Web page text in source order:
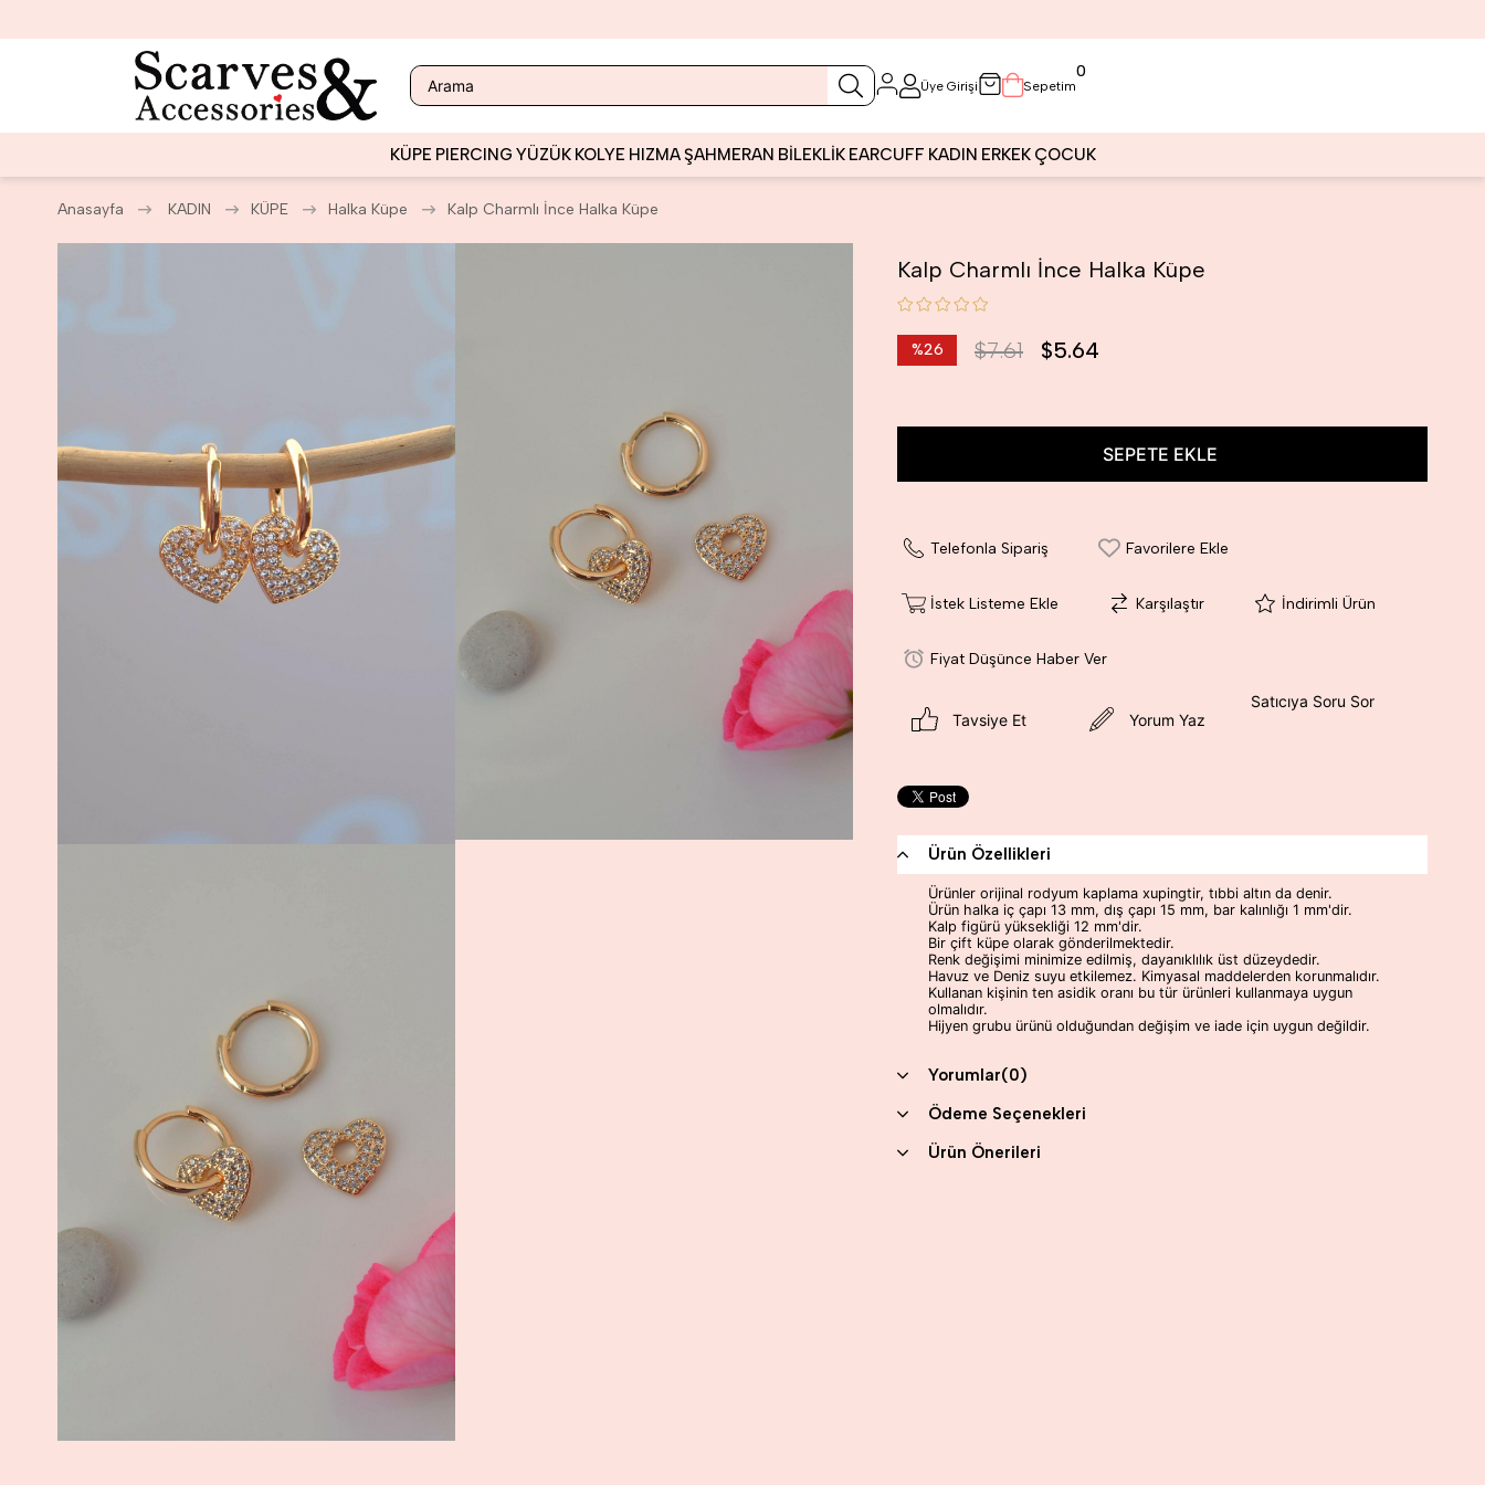
Üye Girişi Sepetim
0
KÜPE PIERCING YÜZÜK KOLYE HIZMAŞAHMERAN BİLEKLİK EARCUFF KADIN ERKEK ÇOCUK
Anasayfa KADIN KÜPE Halka Küpe Kalp Charmlı İnce Halka Küpe
Kalp Charmlı İnce Halka Küpe
%26
$7.61 $5.64
Telefonla Sipariş Favorilere Ekle
İstek Listeme Ekle Karşılaştır İndirimli Ürün
Fiyat Düşünce Haber Ver
Tavsiye Et Yorum Yaz
Satıcıya Soru Sor
Ürün Özellikleri
Ürünler orijinal rodyum kaplama xupingtir, tıbbi altın da denir.
Ürün halka iç çapı 13 mm, dış çapı 15 mm, bar kalınlığı 1 mm'dir.
Kalp figürü yüksekliği 12 mm'dir.
Bir çift küpe olarak gönderilmektedir.
Renk değişimi minimize edilmiş, dayanıklılık üst düzeydedir.
Havuz ve Deniz suyu etkilemez. Kimyasal maddelerden korunmalıdır.
Kullanan kişinin ten asidik oranı bu tür ürünleri kullanmaya uygun
olmalıdır.
Hijyen grubu ürünü olduğundan değişim ve iade için uygun değildir.
Yorumlar(0)
Ödeme Seçenekleri
Ürün Önerileri